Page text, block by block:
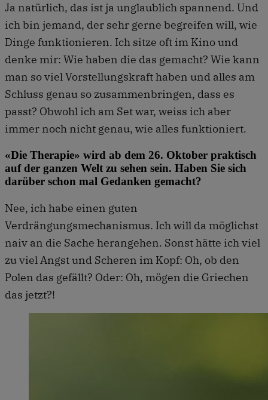
Ja natürlich, das ist ja unglaublich spannend. Und
ich bin jemand, der sehr gerne begreifen will, wie
Dinge funktionieren. Ich sitze oft im Kino und
denke mir: Wie haben die das gemacht? Wie kann
man so viel Vorstellungskraft haben und alles am
Schluss genau so zusammenbringen, dass es
passt? Obwohl ich am Set war, weiss ich aber
immer noch nicht genau, wie alles funktioniert.
«Die Therapie» wird ab dem 26. Oktober praktisch
auf der ganzen Welt zu sehen sein. Haben Sie sich
darüber schon mal Gedanken gemacht?
Nee, ich habe einen guten
Verdrängungsmechanismus. Ich will da möglichst
naiv an die Sache herangehen. Sonst hätte ich viel
zu viel Angst und Scheren im Kopf: Oh, ob den
Polen das gefällt? Oder: Oh, mögen die Griechen
das jetzt?!